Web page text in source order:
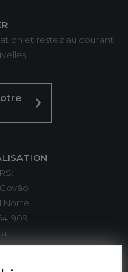
et restez au courant
Norte
909